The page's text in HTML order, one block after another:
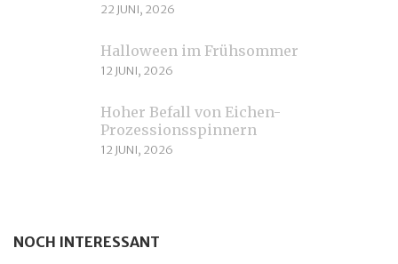
22 JUNI, 2026
Halloween im Frühsommer
12 JUNI, 2026
Hoher Befall von Eichen-
Prozessionsspinnern
12 JUNI, 2026
NOCH INTERESSANT